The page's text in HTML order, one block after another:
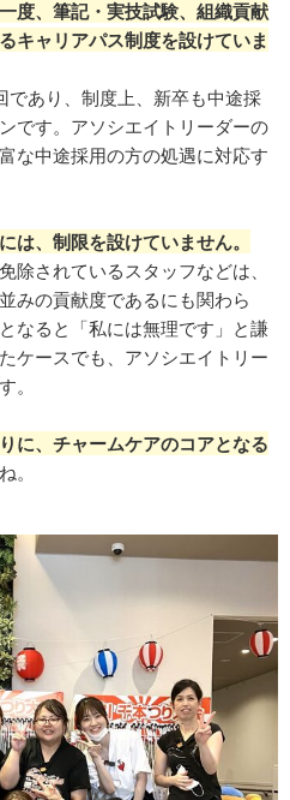
度、筆記・実技試験、組織貢献
キャリアパス制度を設けていま
であり、制度上、新卒も中途採
です。アソシエイトリーダーの
な中途採用の方の処遇に対応す
は、制限を設けていません。
除されているスタッフなどは、
みの貢献度であるにも関わら
なると「私には無理です」と謙
ケースでも、アソシエイトリー
。
に、チャームケアのコアとなる
。